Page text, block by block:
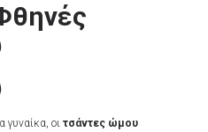
γυναίκα, οι τσάντες ώμου